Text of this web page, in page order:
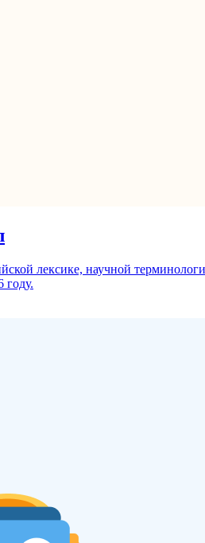
лексике, научной
году.